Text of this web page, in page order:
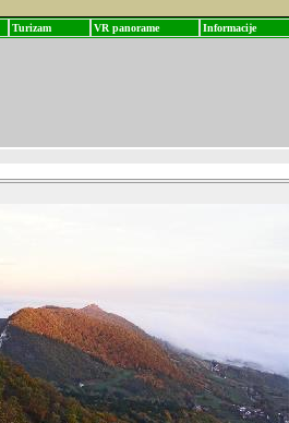
Turizam VR panorame Informacije